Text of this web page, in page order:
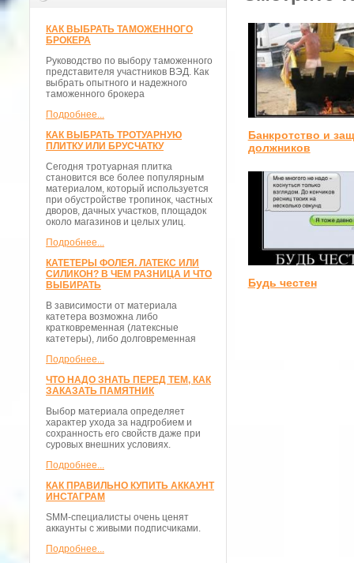
КАК ВЫБРАТЬ ТАМОЖЕННОГО
БРОКЕРА
Руководство по выбору таможенного
представителя участников ВЭД. Как
выбрать опытного и надежного
таможенного брокера
Подробнее...
КАК ВЫБРАТЬ ТРОТУАРНУЮ
ПЛИТКУ ИЛИ БРУСЧАТКУ
Сегодня тротуарная плитка
становится все более популярным
материалом, который используется
при обустройстве тропинок, частных
дворов, дачных участков, площадок
около магазинов и целых улиц.
Подробнее...
КАТЕТЕРЫ ФОЛЕЯ. ЛАТЕКС ИЛИ
СИЛИКОН? В ЧЕМ РАЗНИЦА И ЧТО
ВЫБИРАТЬ
В зависимости от материала
катетера возможна либо
кратковременная (латексные
катетеры), либо долговременная
Подробнее...
ЧТО НАДО ЗНАТЬ ПЕРЕД ТЕМ, КАК
ЗАКАЗАТЬ ПАМЯТНИК
Выбор материала определяет
характер ухода за надгробием и
сохранность его свойств даже при
суровых внешних условиях.
Подробнее...
КАК ПРАВИЛЬНО КУПИТЬ АККАУНТ
ИНСТАГРАМ
SMM-специалисты очень ценят
аккаунты с живыми подписчиками.
Подробнее...
Банкротство и
должников
Будь честен